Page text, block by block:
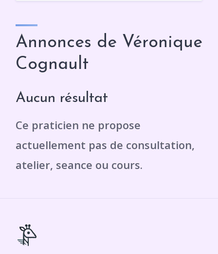
Annonces de Véronique
Cognault
Aucun résultat